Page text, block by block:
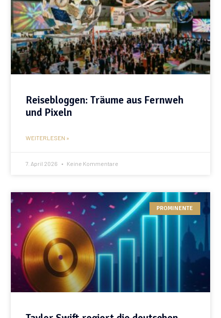
Reisebloggen: Träume aus Fernweh
und Pixeln
WEITERLESEN »
7. April 2026 Keine Kommentare
PROMINENTE